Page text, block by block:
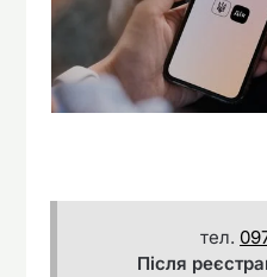
тел.
Після